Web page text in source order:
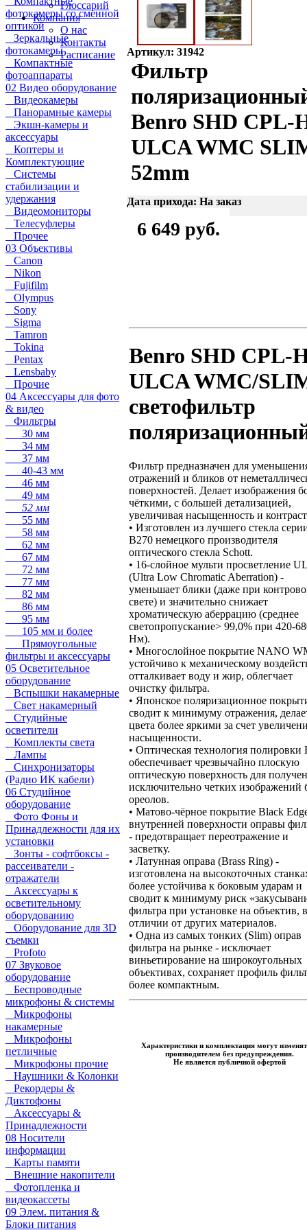
Глоссарий
Компания
О нас
Контакты
Расписание
фотокамеры со сменной
оптикой
Зеркальные
фотокамеры
Компактные
фотоаппараты
02 Видео оборудование
Видеокамеры
Панорамные камеры
Экшн-камеры и
аксессуары
Коптеры и
Комплектующие
Системы
стабилизации и
удержания
Видеомониторы
Телесуфлеры
Прочее
03 Объективы
Canon
Nikon
Fujifilm
Olympus
Sony
Sigma
Tamron
Tokina
Pentax
Lensbaby
Прочие
04 Аксессуары для фото
& видео
Фильтры
30 мм
34 мм
37 мм
40-43 мм
46 мм
49 мм
52 мм
55 мм
58 мм
62 мм
67 мм
72 мм
77 мм
82 мм
86 мм
95 мм
105 мм и более
Прямоугольные
фильтры и аксессуары
05 Осветительное
оборудование
Вспышки накамерные
Свет накамерный
Студийные
осветители
Комплекты света
Лампы
Синхронизаторы
(Радио ИК кабели)
06 Студийное
оборудование
Фото Фоны и
Принадлежности для их
установки
Зонты - софтбоксы -
рассеиватели -
отражатели
Аксессуары к
осветительному
оборудованию
Оборудование для 3D
съемки
Profoto
07 Звуковое
оборудование
Беспроводные
микрофоны & системы
Микрофоны
накамерные
Микрофоны
петличные
Микрофоны прочие
Наушники & Колонки
Рекордеры &
Диктофоны
Аксессуары &
Принадлежности
08 Носители
информации
Карты памяти
Внешние накопители
Фотопленка и
видеокассеты
09 Элем. питания &
Блоки питания
Артикул: 31942
Фильтр
Benro SHD CPL-
ULCA WMC
52mm
Дата прихода: На заказ
6 649 руб.
Benro SHD CPL-
ULCA WMC/
светофильтр
Фильтр предназначен для
отражений и бликов от
поверхностей. Делает изображения
чёткими, с большей детализацией,
увеличивая насыщенность и
• Изготовлен из лучшего стекла
B270 немецкого производителя
оптического стекла Schott.
• 16-слойное мульти просветление
(Ultra Low Chromatic Aberration) -
уменьшает блики (даже при
свете) и значительно снижает
хроматическую аберрацию (среднее
светопропускание> 99,0% при 420-
Нм).
• Многослойное покрытие NANO
устойчиво к механическому
отталкивает воду и жир, облегчает
очистку фильтра.
• Японское поляризационное
сводит к минимуму отражения,
цвета более яркими за счет
насыщенности.
• Оптическая технология полировки
обеспечивает чрезвычайно плоскую
оптическую поверхность для
исключительно четких изображений
ореолов.
• Матово-чёрное покрытие Black
внутренней поверхности оправы
- предотвращает переотражение и
засветку.
• Латунная оправа (Brass Ring) -
изготовлена на высокоточных
более устойчива к боковым ударам и
сводит к минимуму риск
фильтра при установке на объектив, в
отличии от других материалов.
• Одна из самых тонких (Slim) оправ
фильтра на рынке - исключает
виньетирование на широкоугольных
объективах, сохраняет профиль
более компактным.
Характеристики и комплектация могут
производителем без предупреждения.
Не является публичной офертой